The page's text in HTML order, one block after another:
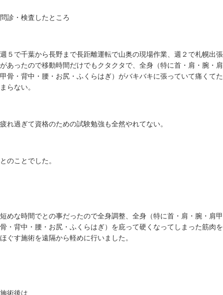
問診・検査したところ
週５で千葉から長野まで長距離運転で山奥の現場作業、週２で札幌出張
があったので移動時間だけでもクタクタで、全身（特に首・肩・腕・肩
甲骨・背中・腰・お尻・ふくらはぎ）がバキバキに張っていて痛くてた
まらない。
疲れ過ぎて資格のための試験勉強も全然やれてない。
とのことでした。
短めな時間でとの事だったので全身調整、全身（特に首・肩・腕・肩甲
骨・背中・腰・お尻・ふくらはぎ）を庇って硬くなってしまった筋肉を
ほぐす施術を遠隔から軽めに行いました。
施術後は